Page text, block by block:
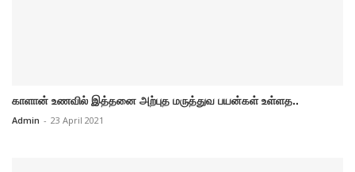
காளான் உணவில் இத்தனை அற்புத மருத்துவ பயன்கள் உள்ளத..
Admin - 23 April 2021